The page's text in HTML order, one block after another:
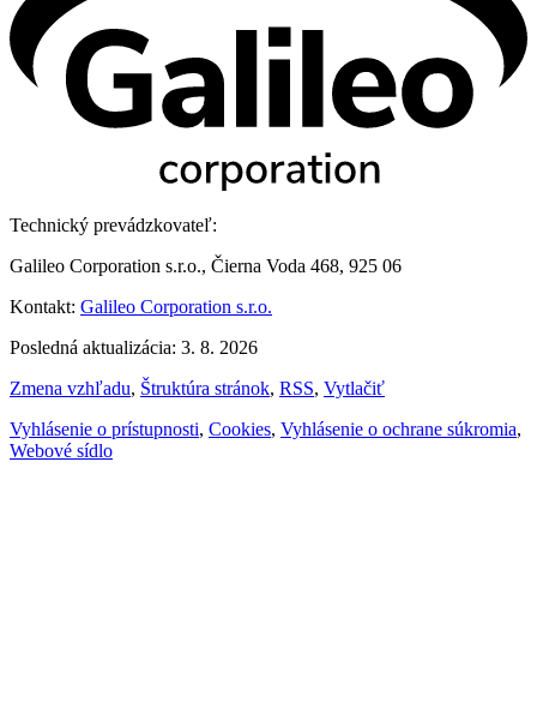
Technický prevádzkovateľ:
Galileo Corporation s.r.o., Čierna Voda 468, 925 06
Kontakt: Galileo Corporation s.r.o.
Posledná aktualizácia: 3. 8. 2026
Zmena vzhľadu, Štruktúra stránok, RSS, Vytlačiť
Vyhlásenie o prístupnosti, Cookies, Vyhlásenie o ochrane súkromia,
Webové sídlo